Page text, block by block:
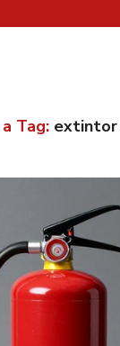
Tag: extintor